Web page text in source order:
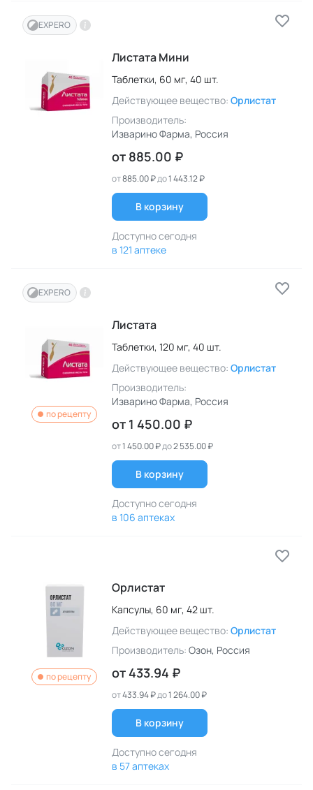
EXPERO
Листата Мини
Таблетки, 60 мг, 40 шт.
Действующее вещество: Орлистат
Производитель:
Изварино Фарма, Россия
от 885.00 ₽
от885.00 ₽до1 443.12 ₽
В корзину
Доступно сегодня
в 121 аптеке
EXPERO
по рецепту
Листата
Таблетки, 120 мг, 40 шт.
Действующее вещество: Орлистат
Производитель:
Изварино Фарма, Россия
от 1 450.00 ₽
от1 450.00 ₽до2 535.00 ₽
В корзину
Доступно сегодня
в 106 аптеках
по рецепту
Орлистат
Капсулы, 60 мг, 42 шт.
Действующее вещество: Орлистат
Производитель: Озон, Россия
от 433.94 ₽
от433.94 ₽до1 264.00 ₽
В корзину
Доступно сегодня
в 57 аптеках